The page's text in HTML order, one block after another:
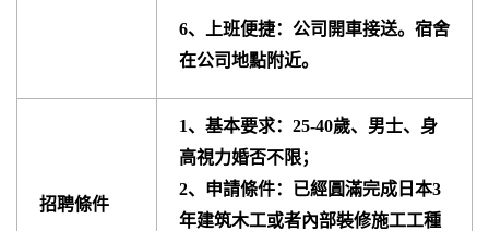
6、上班便捷：公司開車接送。宿舍
在公司地點附近。
招聘條件
1、基本要求：25-40歲、男士、身
高視力婚否不限；
2、申請條件：已經圓滿完成日本3
年建筑木工或者內部裝修施工工種